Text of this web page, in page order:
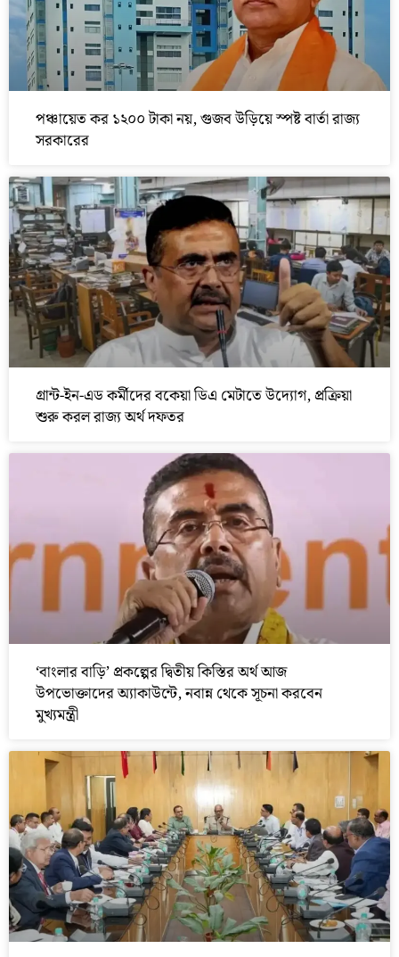
পঞ্চায়েত কর ১২০০ টাকা নয়, গুজব উড়িয়ে স্পষ্ট বার্তা রাজ্য
সরকারের
গ্রান্ট-ইন-এড কর্মীদের বকেয়া ডিএ মেটাতে উদ্যোগ, প্রক্রিয়া
শুরু করল রাজ্য অর্থ দফতর
‘বাংলার বাড়ি’ প্রকল্পের দ্বিতীয় কিস্তির অর্থ আজ
উপভোক্তাদের অ্যাকাউন্টে, নবান্ন থেকে সূচনা করবেন
মুখ্যমন্ত্রী